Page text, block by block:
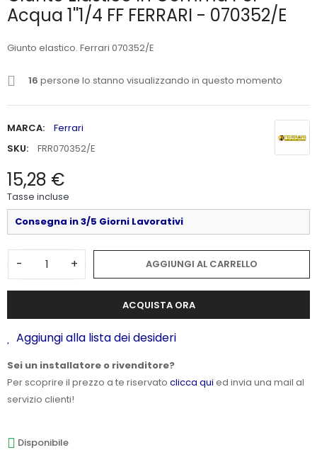
Acqua 1''1/4 FF FERRARI - 070352/E
Giunto elastico. Ferrari 070352/E
16 persone lo stanno visualizzando in questo momento
MARCA:
Ferrari
SKU:
FRR070352/E
15,28 €
Tasse incluse
Consegna in 3/5 Giorni Lavorativi
- + AGGIUNGI AL CARRELLO
ACQUISTA ORA
Aggiungi alla lista dei desideri
Sei un installatore o rivenditore?
Per scoprire il prezzo a te riservato clicca qui ed invia una mail al
servizio clienti!
Disponibile